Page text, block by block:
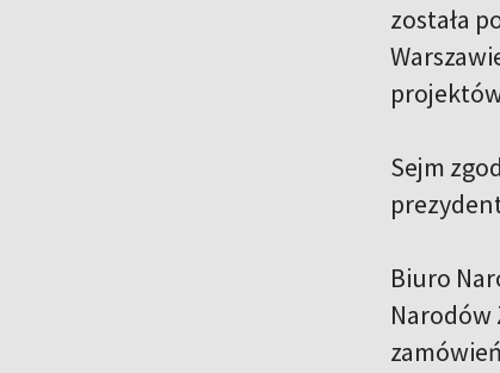
została
Sejm
Biuro